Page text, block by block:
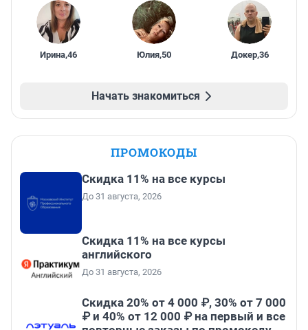
Ирина,46 Юлия,50 Докер,36
Начать знакомиться
ПРОМОКОДЫ
Скидка 11% на все курсы
До 31 августа, 2026
Скидка 11% на все курсы
английского
До 31 августа, 2026
Скидка 20% от 4 000 ₽, 30% от 7 000
₽ и 40% от 12 000 ₽ на первый и все